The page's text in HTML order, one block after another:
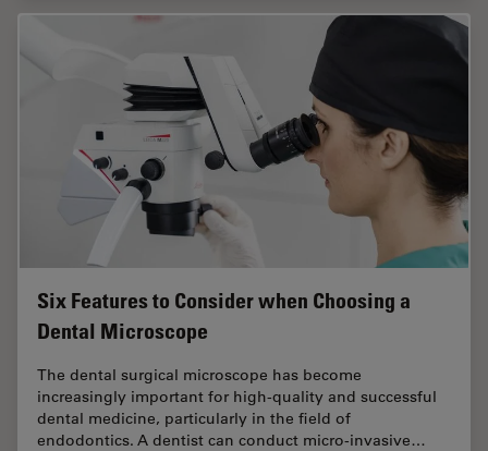
Six Features to Consider when Choosing a
Dental Microscope
The dental surgical microscope has become
increasingly important for high-quality and successful
dental medicine, particularly in the field of
endodontics. A dentist can conduct micro-invasive…